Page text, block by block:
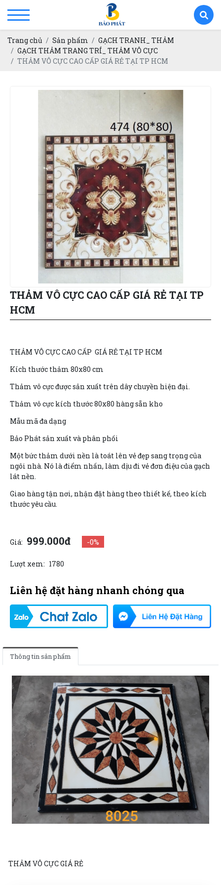
Trang chủ Sản phẩm
GẠCH TRANH_ THẢM
GẠCH THẢM TRANG TRÍ_ THẢM VÔ CỰC
THẢM VÔ CỰC CAO CẤP GIÁ RẺ TẠI TP HCM
THẢM VÔ CỰC CAO CẤP GIÁ RẺ TẠI TP
HCM
THẢM VÔ CỰC CAO CẤP GIÁ RẺ TẠI TP HCM
Kích thước thảm 80x80 cm
Thảm vô cực được sản xuất trên dây chuyền hiện đại.
Thảm vô cực kích thước 80x80 hàng sẵn kho
Mẫu mã đa dạng
Bảo Phát sản xuất và phân phối
Một bức thảm dưới nền là toát lên vẻ đẹp sang trọng của
ngôi nhà. Nó là điểm nhấn, làm dịu đi vẻ đơn điệu của gạch
lát nền.
Giao hàng tận nơi, nhận đặt hàng theo thiết kế, theo kích
thước yêu cầu.
Giá: 999.000đ -0%
Lượt xem: 1780
Liên hệ đặt hàng nhanh chóng qua
Thông tin sản phẩm
THẢM VÔ CỰC GIÁ RẺ